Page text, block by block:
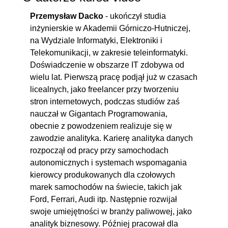
opublikowanym Workbookiem
cz.1
9.6. Interakacja z
opublikowanym Workbookiem
cz.2
00:06:41
9.7. Tableau Public
00:04:35
9.8. Podsumowanie kursu
00:05:47
Przemysław Dacko - ukończył studia
inżynierskie w Akademii Górniczo-Hutniczej,
na Wydziale Informatyki, Elektroniki i
Telekomunikacji, w zakresie teleinformatyki.
Doświadczenie w obszarze IT zdobywa od
wielu lat. Pierwszą pracę podjął już w czasach
licealnych, jako freelancer przy tworzeniu
stron internetowych, podczas studiów zaś
nauczał w Gigantach Programowania,
obecnie z powodzeniem realizuje się w
zawodzie analityka. Karierę analityka danych
rozpoczął od pracy przy samochodach
autonomicznych i systemach wspomagania
kierowcy produkowanych dla czołowych
marek samochodów na świecie, takich jak
Ford, Ferrari, Audi itp. Następnie rozwijał
swoje umiejętności w branży paliwowej, jako
analityk biznesowy. Później pracował dla